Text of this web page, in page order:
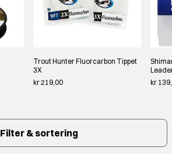
Trout Hunter Fluorcarbon Tippet
3X
kr 219,00
kr
Filter & sortering